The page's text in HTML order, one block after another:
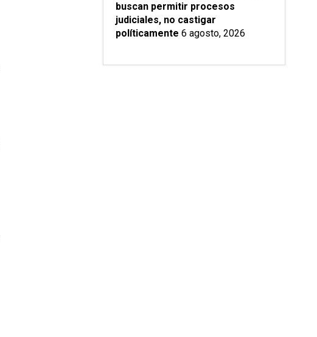
buscan permitir procesos
judiciales, no castigar
políticamente 6 agosto, 2026